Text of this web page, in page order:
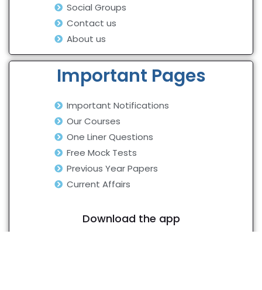
Social Groups
Contact us
About us
Important Pages
Important Notifications
Our Courses
One Liner Questions
Free Mock Tests
Previous Year Papers
Current Affairs
Download the app